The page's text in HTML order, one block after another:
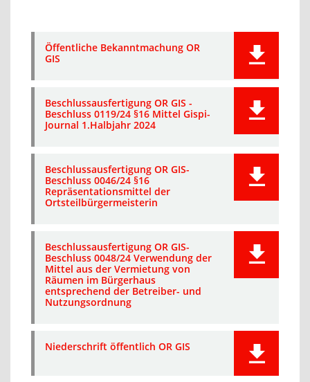
Öffentliche Bekanntmachung OR
GIS
Beschlussausfertigung OR GIS -
Beschluss 0119/24 §16 Mittel Gispi-
Journal 1.Halbjahr 2024
Beschlussausfertigung OR GIS-
Beschluss 0046/24 §16
Repräsentationsmittel der
Ortsteilbürgermeisterin
Beschlussausfertigung OR GIS-
Beschluss 0048/24 Verwendung der
Mittel aus der Vermietung von
Räumen im Bürgerhaus
entsprechend der Betreiber- und
Nutzungsordnung
Niederschrift öffentlich OR GIS